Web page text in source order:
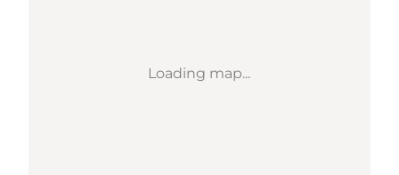
Loading map...